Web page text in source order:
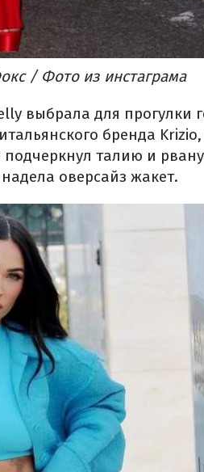
/ Фото из инстаграма
выбрала для прогулки
бренда
подчеркнул талию и
оверсайз жакет.